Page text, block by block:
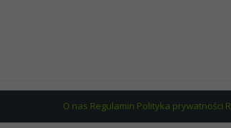
O nas Regulamin Polityka prywatności